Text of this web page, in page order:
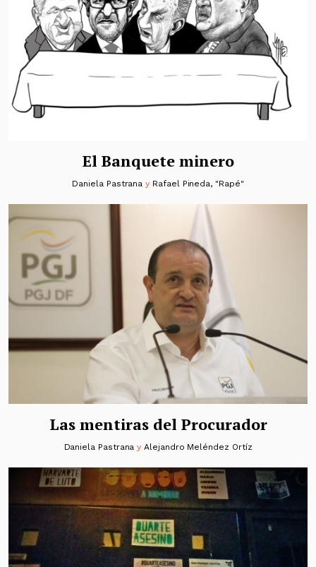
El Banquete minero
Daniela Pastrana y Rafael Pineda, "Rapé"
Las mentiras del Procurador
Daniela Pastrana yAlejandro Meléndez Ortíz